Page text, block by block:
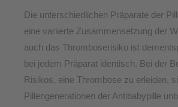
Die unterschiedlichen Präparate der
eine variierte Zusammensetzung der
auch das Thromboserisiko ist
bei jedem Präparat identisch. Bei der
Risikos, eine Thrombose zu erleiden,
Pillengenerationen der Antibabypille